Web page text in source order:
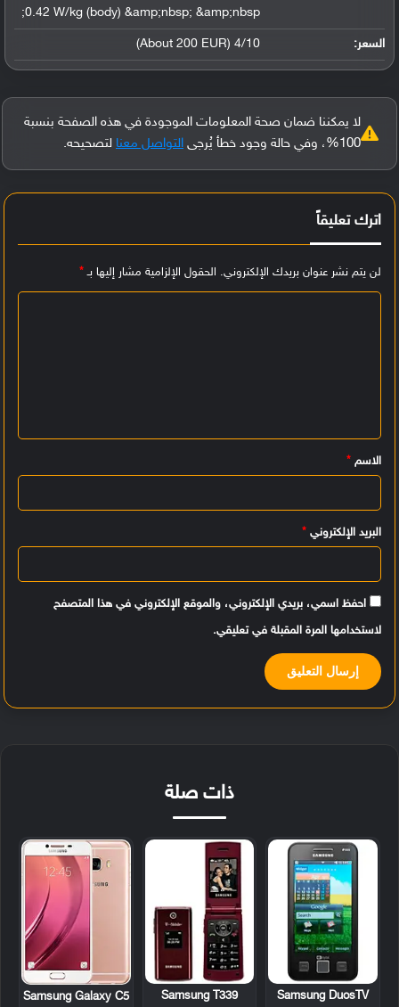
0.42 W/kg (body) &amp;nbsp; &amp;nbsp;
السعر: 4/10 (About 200 EUR)
لا يمكننا ضمان صحة المعلومات الموجودة في هذه الصفحة بنسبة
100%، وفي حالة وجود خطأ يُرجى
التواصل معنا لتصحيحه.
اترك تعليقاً
لن يتم نشر عنوان بريدك الإلكتروني. الحقول الإلزامية مشار إليها بـ*
ي
ق
الاسم *
البريد الإلكتروني *
احفظ اسمي، بريدي الإلكتروني، والموقع الإلكتروني في هذا المتصفح
لاستخدامها المرة المقبلة في تعليقي.
ذات صلة
Samsung DuosTV
Samsung T339
Samsung Galaxy C5